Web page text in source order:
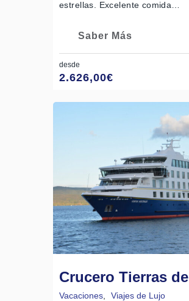
estrellas. Excelente comida…
Saber Más
desde
2.626,00€
Crucero Tierras
Vacaciones
Viajes de Lujo